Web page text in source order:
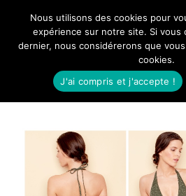
contenuMangue Poudrée
Etam kaki
Nous utilisons des cookies pour
expérience sur notre site. Si vous
dernier, nous considérerons que
cookies.
J'ai compris et j'accepte !